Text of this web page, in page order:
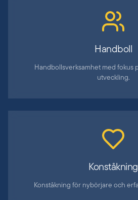
Handboll
Handbollsverksamhet med fokus
utveckling.
Konståkning
Konståkning för nybörjare och